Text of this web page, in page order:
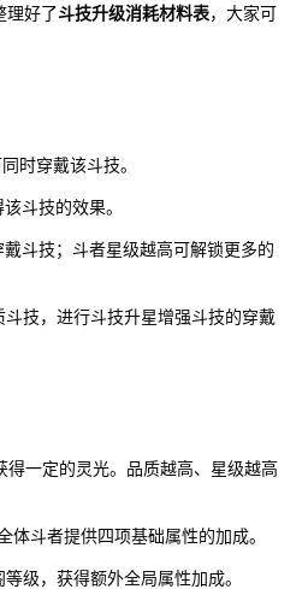
理好了斗技升级消耗材料表，大家可
时穿戴该斗技。
斗技的效果。
斗技；斗者星级越高可解锁更多的
技，进行斗技升星增强斗技的穿戴
得一定的灵光。品质越高、星级越高
体斗者提供四项基础属性的加成。
级，获得额外全局属性加成。